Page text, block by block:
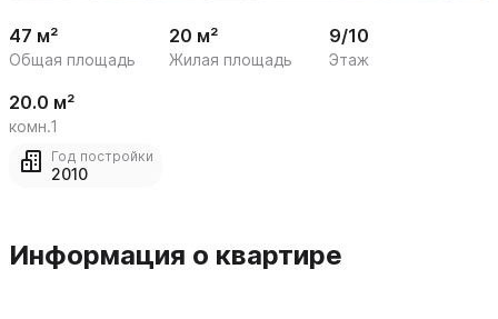
47 м²
Общая площадь
20 м²
Жилая площадь
9/10
Этаж
20.0 м²
комн.1
Год постройки
2010
Информация о квартире